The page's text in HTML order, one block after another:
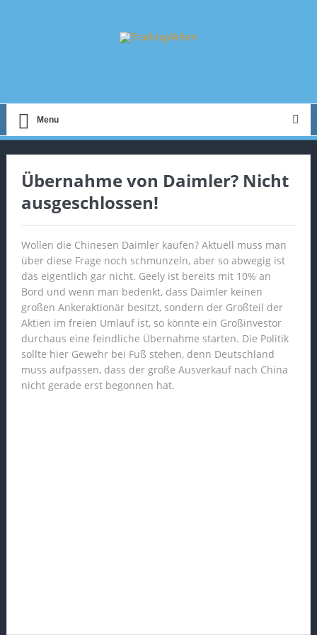
Menu
Übernahme von Daimler? Nicht
ausgeschlossen!
Wollen die Chinesen Daimler kaufen? Aktuell muss man
über diese Frage noch schmunzeln, aber so abwegig ist
das eigentlich gar nicht. Geely ist bereits mit 10% an
Bord und wenn man bedenkt, dass Daimler keinen
großen Ankeraktionär besitzt, sondern der Großteil der
Aktien im freien Umlauf ist, so könnte ein Großinvestor
durchaus eine feindliche Übernahme starten. Die Politik
sollte hier Gewehr bei Fuß stehen, denn Deutschland
muss aufpassen, dass der große Ausverkauf nach China
nicht gerade erst begonnen hat.